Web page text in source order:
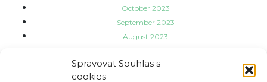
Spravovat Souhlas s
cookies
October 2023
September 2023
August 2023
June 2023